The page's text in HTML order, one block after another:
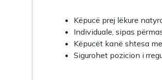
Këpucë prej lëkure
Individuale, sipas
Këpucët kanë shtesa
Sigurohet pozicion i